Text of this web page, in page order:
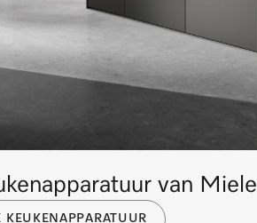
van Miele
KEUKENAPPARATUUR